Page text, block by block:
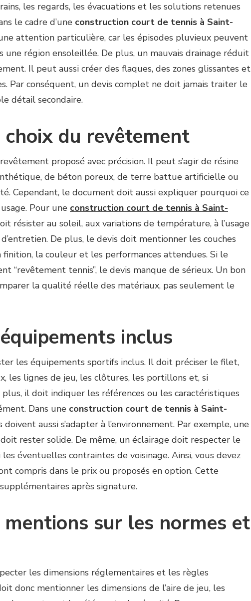
les regards, les évacuations et les solutions retenues
le cadre d’une construction court de tennis à Saint-
attention particulière, car les épisodes pluvieux peuvent
une région ensoleillée. De plus, un mauvais drainage réduit
Il peut aussi créer des flaques, des zones glissantes et
Par conséquent, un devis complet ne doit jamais traiter le
détail secondaire.
du revêtement
proposé avec précision. Il peut s’agir de résine
de béton poreux, de terre battue artificielle ou
Cependant, le document doit aussi expliquer pourquoi ce
Pour une construction court de tennis à Saint-
résister au soleil, aux variations de température, à l’usage
De plus, le devis doit mentionner les couches
finition, la couleur et les performances attendues. Si le
“revêtement tennis”, le devis manque de sérieux. Un bon
la qualité réelle des matériaux, pas seulement le
inclus
les équipements sportifs inclus. Il doit préciser le filet,
les lignes de jeu, les clôtures, les portillons et, si
plus, il doit indiquer les références ou les caractéristiques
Dans une construction court de tennis à Saint-
aussi s’adapter à l’environnement. Par exemple, une
rester solide. De même, un éclairage doit respecter le
éventuelles contraintes de voisinage. Ainsi, vous devez
compris dans le prix ou proposés en option. Cette
après signature.
mentions sur les normes et
les dimensions réglementaires et les règles
donc mentionner les dimensions de l’aire de jeu, les